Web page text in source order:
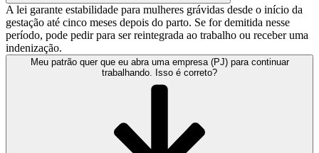
A lei garante estabilidade para mulheres grávidas desde o início da
gestação até cinco meses depois do parto. Se for demitida nesse
período, pode pedir para ser reintegrada ao trabalho ou receber uma
indenização.
Meu patrão quer que eu abra uma empresa (PJ) para continuar
trabalhando. Isso é correto?